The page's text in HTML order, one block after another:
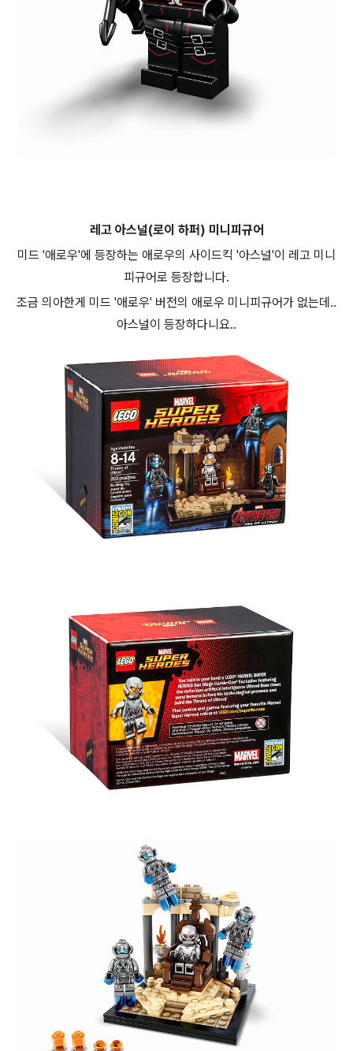
레고 아스널(로이 하퍼) 미니피규어
미드 '애로우'에 등장하는 애로우의 사이드킥 '아스널'이 레고 미니
피규어로 등장합니다.
조금 의아한게 미드 '애로우' 버전의 애로우 미니피규어가 없는데..
아스널이 등장하다니요..